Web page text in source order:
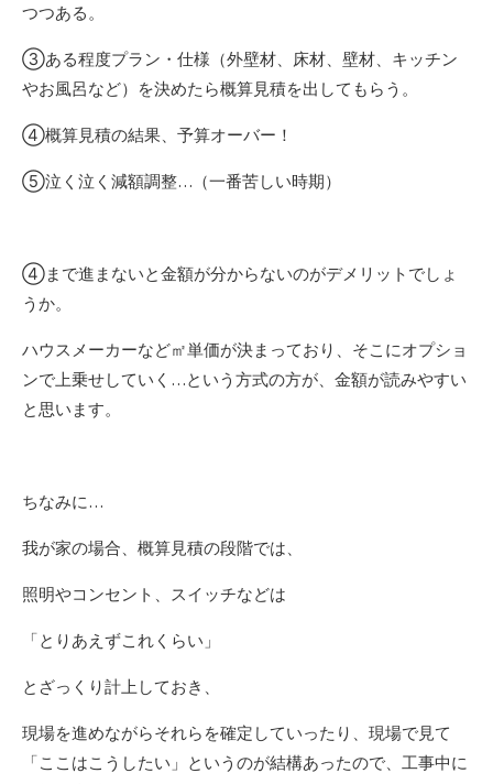
つつある。
③ある程度プラン・仕様（外壁材、床材、壁材、キッチン
やお風呂など）を決めたら概算見積を出してもらう。
④概算見積の結果、予算オーバー！
⑤泣く泣く減額調整…（一番苦しい時期）
④まで進まないと金額が分からないのがデメリットでしょ
うか。
ハウスメーカーなど㎡単価が決まっており、そこにオプショ
ンで上乗せしていく…という方式の方が、金額が読みやすい
と思います。
ちなみに…
我が家の場合、概算見積の段階では、
照明やコンセント、スイッチなどは
「とりあえずこれくらい」
とざっくり計上しておき、
現場を進めながらそれらを確定していったり、現場で見て
「ここはこうしたい」というのが結構あったので、工事中に